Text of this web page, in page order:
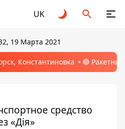
UK
19 Марта 2021
Константиновка 🔴
средство
«Дія»